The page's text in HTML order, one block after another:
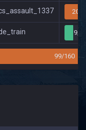
20/
9/
99/160